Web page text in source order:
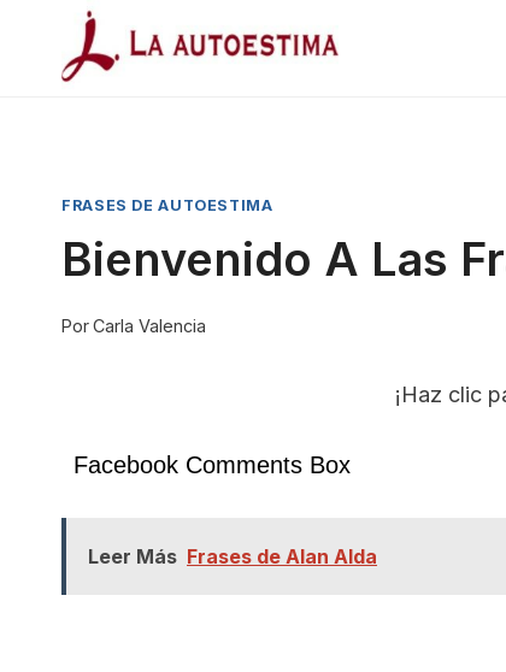
contenido
FRASES DE AUTOESTIMA
Bienvenido A Las
PorCarla Valencia
¡Haz clic
Facebook Comments Box
Leer Más Frases de Alan Alda